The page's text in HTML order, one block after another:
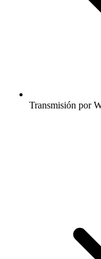
Transmisión por